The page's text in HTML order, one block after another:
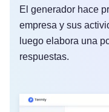
El generador hace
empresa y sus
luego elabora una
respuestas.